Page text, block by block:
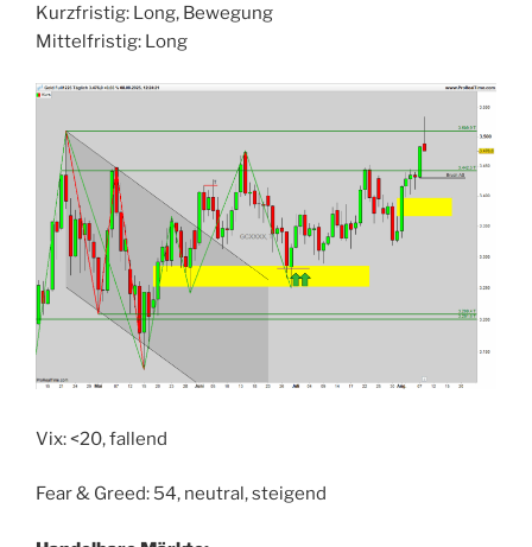
Kurzfristig: Long, Bewegung
Mittelfristig: Long
Vix: <20, fallend
Fear & Greed: 54, neutral, steigend